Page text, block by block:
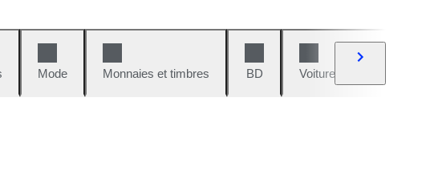
Mode Monnaies et timbres BD Voitures et motos